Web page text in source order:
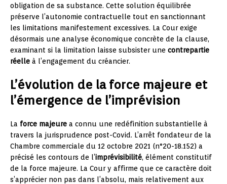
obligation de sa substance. Cette solution équilibrée
préserve l’autonomie contractuelle tout en sanctionnant
les limitations manifestement excessives. La Cour exige
désormais une analyse économique concrète de la clause,
examinant si la limitation laisse subsister une contrepartie
réelle à l’engagement du créancier.
L’évolution de la force majeure et
l’émergence de l’imprévision
La force majeure a connu une redéfinition substantielle à
travers la jurisprudence post-Covid. L’arrêt fondateur de la
Chambre commerciale du 12 octobre 2021 (n°20-18.152) a
précisé les contours de l’imprévisibilité, élément constitutif
de la force majeure. La Cour y affirme que ce caractère doit
s’apprécier non pas dans l’absolu, mais relativement aux